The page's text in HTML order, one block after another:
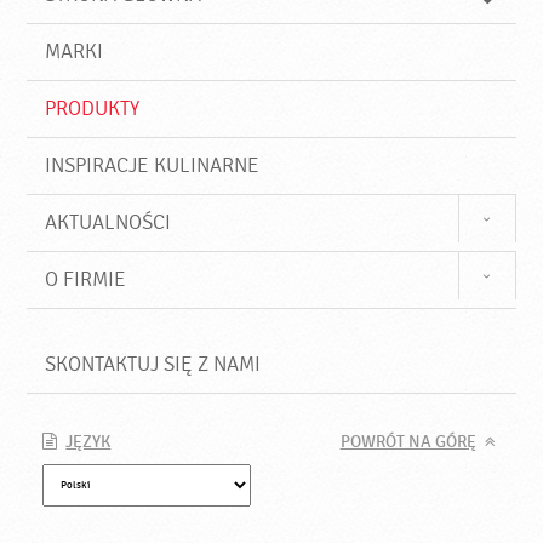
k
a
j
j
MARKI
PRODUKTY
INSPIRACJE KULINARNE
AKTUALNOŚCI
O FIRMIE
SKONTAKTUJ SIĘ Z NAMI
JĘZYK POWRÓT NA GÓRĘ